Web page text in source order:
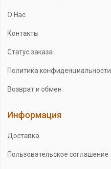
О Нас
Контакты
Статус заказа
Политика конфиденциальности
Возврат и обмен
Информация
Доставка
Пользовательское соглашение